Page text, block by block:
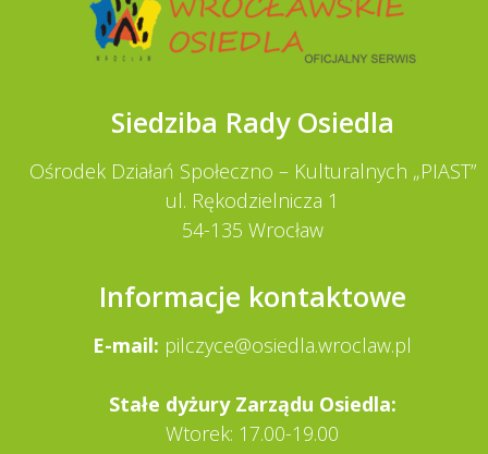
Siedziba Rady Osiedla
Ośrodek Działań Społeczno – Kulturalnych „PIAST”
ul. Rękodzielnicza 1
54-135 Wrocław
Informacje kontaktowe
E-mail: pilczyce@osiedla.wroclaw.pl
Stałe dy­żury Zarządu Osiedla:
Wtorek: 17.00-19.00